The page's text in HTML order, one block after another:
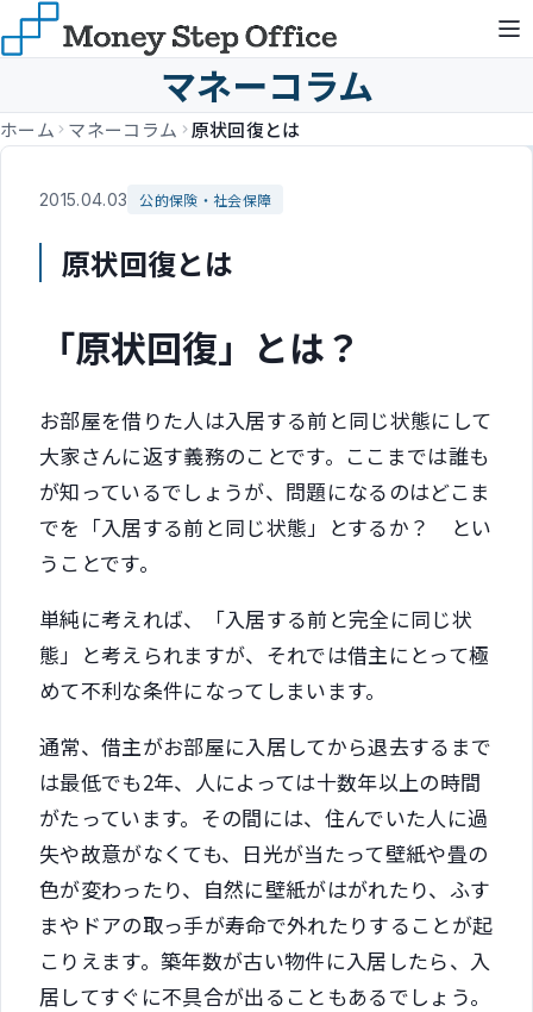
マネーコラム
ホーム マネーコラム 原状回復とは
2015.04.03 公的保険・社会保障
原状回復とは
「原状回復」とは？
お部屋を借りた人は入居する前と同じ状態にして
大家さんに返す義務のことです。ここまでは誰も
が知っているでしょうが、問題になるのはどこま
でを「入居する前と同じ状態」とするか？ とい
うことです。
単純に考えれば、「入居する前と完全に同じ状
態」と考えられますが、それでは借主にとって極
めて不利な条件になってしまいます。
通常、借主がお部屋に入居してから退去するまで
は最低でも2年、人によっては十数年以上の時間
がたっています。その間には、住んでいた人に過
失や故意がなくても、日光が当たって壁紙や畳の
色が変わったり、自然に壁紙がはがれたり、ふす
まやドアの取っ手が寿命で外れたりすることが起
こりえます。築年数が古い物件に入居したら、入
居してすぐに不具合が出ることもあるでしょう。